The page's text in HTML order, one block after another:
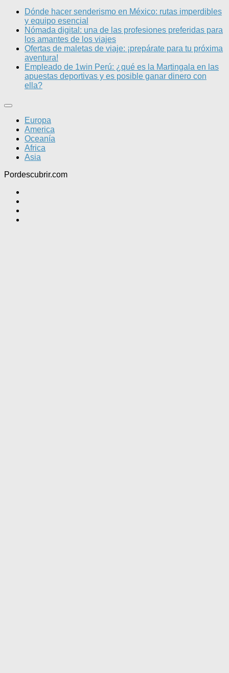
Dónde hacer senderismo en México: rutas imperdibles
y equipo esencial
Nómada digital: una de las profesiones preferidas para
los amantes de los viajes
Ofertas de maletas de viaje: ¡prepárate para tu próxima
aventura!
Empleado de 1win Perú: ¿qué es la Martingala en las
apuestas deportivas y es posible ganar dinero con
ella?
Europa
America
Oceanía
Africa
Asia
Pordescubrir.com